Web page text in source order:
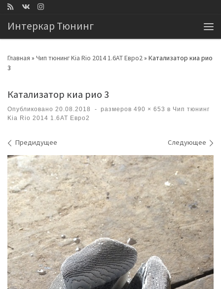
Интеркар Тюнинг
Главная » Чип тюнинг Kia Rio 2014 1.6AT Евро2» Катализатор киа рио
3
Катализатор киа рио 3
Опубликовано 20.08.2018 - размеров 490 × 653 в Чип тюнинг
Kia Rio 2014 1.6AT Евро2
Навигация по изображениям
Предидущее Следующее